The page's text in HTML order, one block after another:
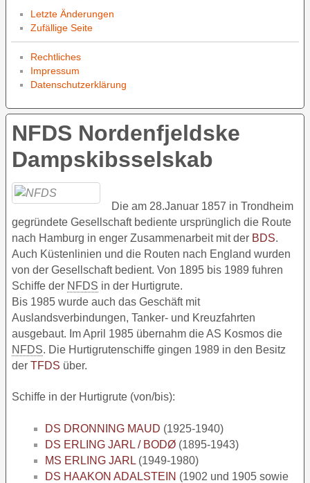
Letzte Änderungen
Zufällige Seite
Rechtliches
Impressum
Datenschutzerklärung
NFDS Nordenfjeldske
Dampskibsselskab
Die am 28.Januar 1857 in Trondheim
gegründete Gesellschaft bediente ursprünglich die Route
nach Hamburg in enger Zusammenarbeit mit der BDS.
Auch Küstenlinien und die Routen nach England wurden
von der Gesellschaft bedient. Von 1895 bis 1989 fuhren
Schiffe der NFDS in der Hurtigrute.
Bis 1985 wurde auch das Geschäft mit
Auslandsverbindungen, Tanker- und Kreuzfahrten
ausgebaut. Im April 1985 übernahm die AS Kosmos die
NFDS. Die Hurtigrutenschiffe gingen 1989 in den Besitz
der TFDS über.
Schiffe in der Hurtigrute (von/bis):
DS DRONNING MAUD (1925-1940)
DS ERLING JARL / BODØ (1895-1943)
MS ERLING JARL (1949-1980)
DS HAAKON ADALSTEIN (1902 und 1905 sowie